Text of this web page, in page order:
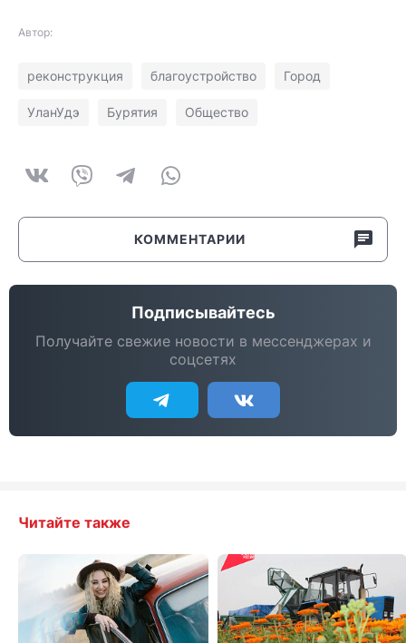
Автор:
реконструкция благоустройство Город
УланУдэ Бурятия Общество
КОММЕНТАРИИ
Подписывайтесь
Получайте свежие новости в мессенджерах и
соцсетях
Читайте также